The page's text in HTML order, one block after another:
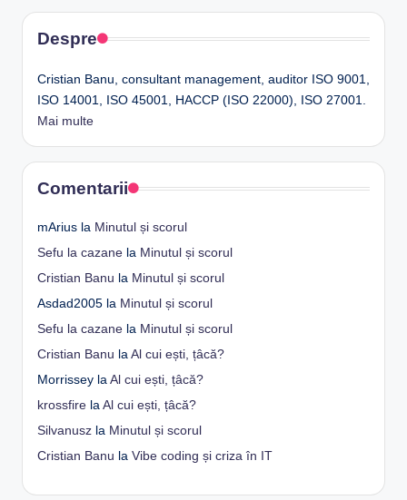
Despre
Cristian Banu, consultant management, auditor ISO 9001,
ISO 14001, ISO 45001, HACCP (ISO 22000), ISO 27001.
Mai multe
Comentarii
mArius la Minutul și scorul
Sefu la cazane la Minutul și scorul
Cristian Banu la Minutul și scorul
Asdad2005 la Minutul și scorul
Sefu la cazane la Minutul și scorul
Cristian Banu la Al cui ești, țâcă?
Morrissey la Al cui ești, țâcă?
krossfire la Al cui ești, țâcă?
Silvanusz la Minutul și scorul
Cristian Banu la Vibe coding și criza în IT